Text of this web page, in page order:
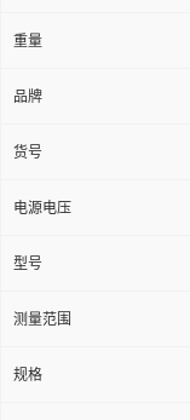
重量
品牌
货号
电源电压
型号
测量范围
规格